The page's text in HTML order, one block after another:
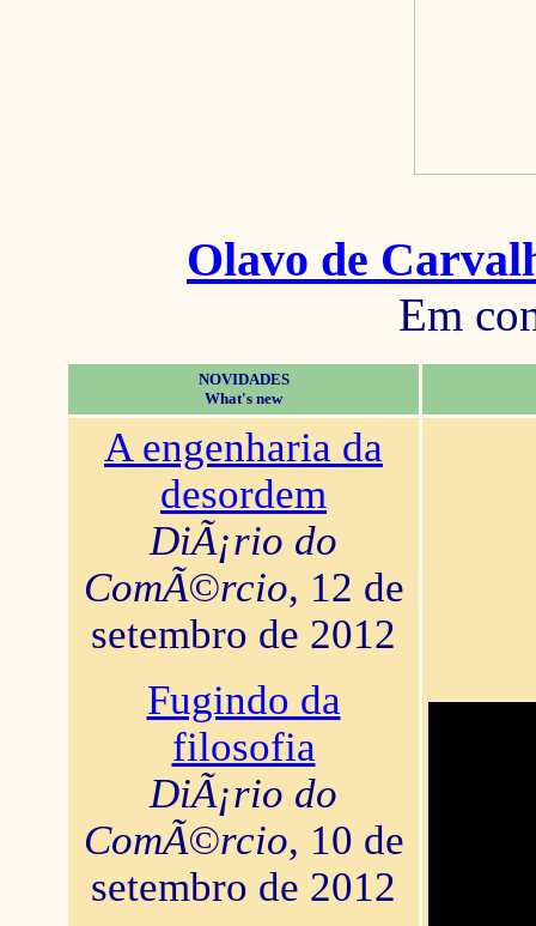
Olavo de
Em
NOVIDADES
What's new
A engenharia da
desordem
DiÃ¡rio do
ComÃ©rcio, 12 de
setembro de 2012
Fugindo da
filosofia
DiÃ¡rio do
ComÃ©rcio, 10 de
setembro de 2012